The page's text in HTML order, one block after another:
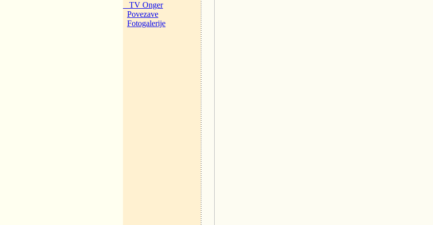
TV Onger
Povezave
Fotogalerije